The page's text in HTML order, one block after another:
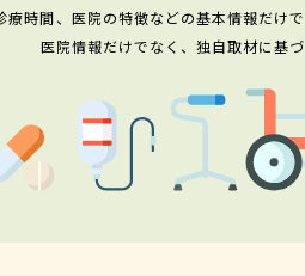
時間、医院の特徴などの基本情報だけ
医院情報だけでなく、独自取材に基